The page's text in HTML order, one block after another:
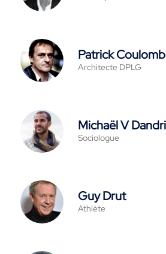
Patrick
Architecte DPLG
Michaël V
Sociologue
Guy Drut
Athlète